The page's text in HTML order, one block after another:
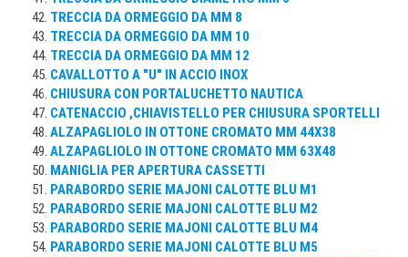
TRECCIA DA ORMEGGIO DA MM 8
TRECCIA DA ORMEGGIO DA MM 10
TRECCIA DA ORMEGGIO DA MM 12
CAVALLOTTO A "U" IN ACCIO INOX
CHIUSURA CON PORTALUCHETTO NAUTICA
CATENACCIO ,CHIAVISTELLO PER CHIUSURA SPORTELLI
ALZAPAGLIOLO IN OTTONE CROMATO MM 44X38
ALZAPAGLIOLO IN OTTONE CROMATO MM 63X48
MANIGLIA PER APERTURA CASSETTI
PARABORDO SERIE MAJONI CALOTTE BLU M1
PARABORDO SERIE MAJONI CALOTTE BLU M2
PARABORDO SERIE MAJONI CALOTTE BLU M4
PARABORDO SERIE MAJONI CALOTTE BLU M5